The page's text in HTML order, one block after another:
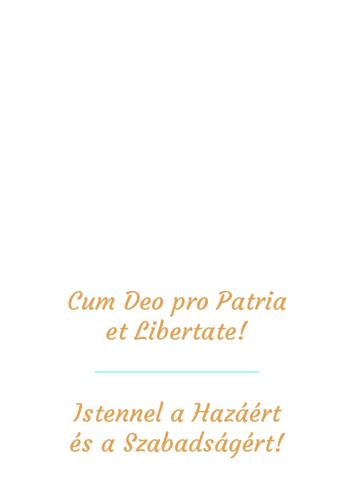
Cum Deo pro Patria
et Libertate!
Istennel a Hazáért
és a Szabadságért!